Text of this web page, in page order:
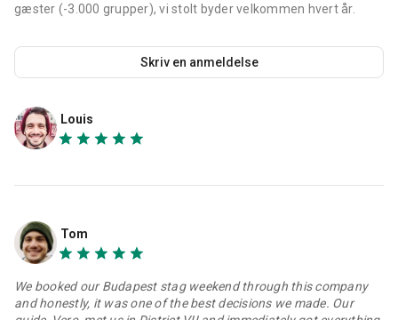
gæster (-3.000 grupper), vi stolt byder velkommen hvert år.
Skriv en anmeldelse
Louis
Tom
We booked our Budapest stag weekend through this company
and honestly, it was one of the best decisions we made. Our